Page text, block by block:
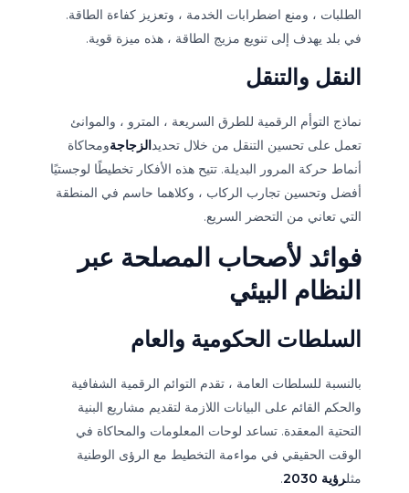
الطلبات ، ومنع اضطرابات الخدمة ، وتعزيز كفاءة الطاقة.
في بلد يهدف إلى تنويع مزيج الطاقة ، هذه ميزة قوية.
النقل والتنقل
نماذج التوأم الرقمية للطرق السريعة ، المترو ، والموانئ
تعمل على تحسين التنقل من خلال تحديدالزجاجةومحاكاة
أنماط حركة المرور البديلة. تتيح هذه الأفكار تخطيطًا لوجستيًا
أفضل وتحسين تجارب الركاب ، وكلاهما حاسم في المنطقة
التي تعاني من التحضر السريع.
فوائد لأصحاب المصلحة عبر
النظام البيئي
السلطات الحكومية والعام
بالنسبة للسلطات العامة ، تقدم التوائم الرقمية الشفافية
والحكم القائم على البيانات اللازمة لتقديم مشاريع البنية
التحتية المعقدة. تساعد لوحات المعلومات والمحاكاة في
الوقت الحقيقي في مواءمة التخطيط مع الرؤى الوطنية
مثلرؤية 2030 .